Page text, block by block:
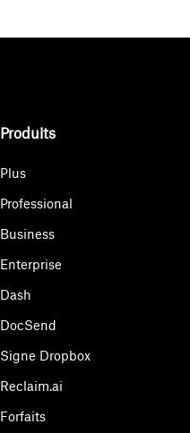
Produits
Plus
Professional
Business
Enterprise
Dash
DocSend
Signe Dropbox
Reclaim.ai
Forfaits